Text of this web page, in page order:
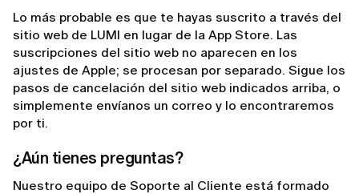
Lo más probable es que te hayas suscrito a través del
sitio web de LUMI en lugar de la App Store. Las
suscripciones del sitio web no aparecen en los
ajustes de Apple; se procesan por separado. Sigue los
pasos de cancelación del sitio web indicados arriba, o
simplemente envíanos un correo y lo encontraremos
por ti.
¿Aún tienes preguntas?
Nuestro equipo de Soporte al Cliente está formado